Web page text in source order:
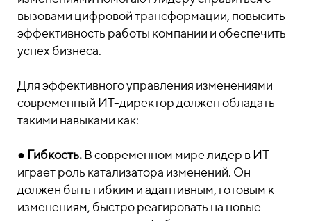
вызовами цифровой трансформации, повысить
эффективность работы компании и обеспечить
успех бизнеса.
Для эффективного управления изменениями
современный ИТ-директор должен обладать
такими навыками как:
● Гибкость.В современном мире лидер в ИТ
играет роль катализатора изменений. Он
должен быть гибким и адаптивным, готовым к
изменениям, быстро реагировать на новые